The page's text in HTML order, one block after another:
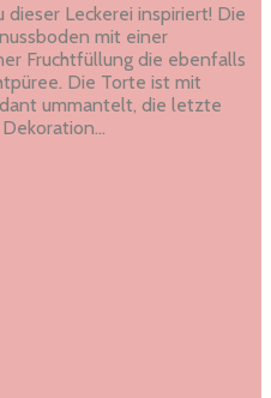
Leckerei inspiriert! Die
mit einer
Fruchtfüllung die ebenfalls
Die Torte ist mit
ummantelt, die letzte